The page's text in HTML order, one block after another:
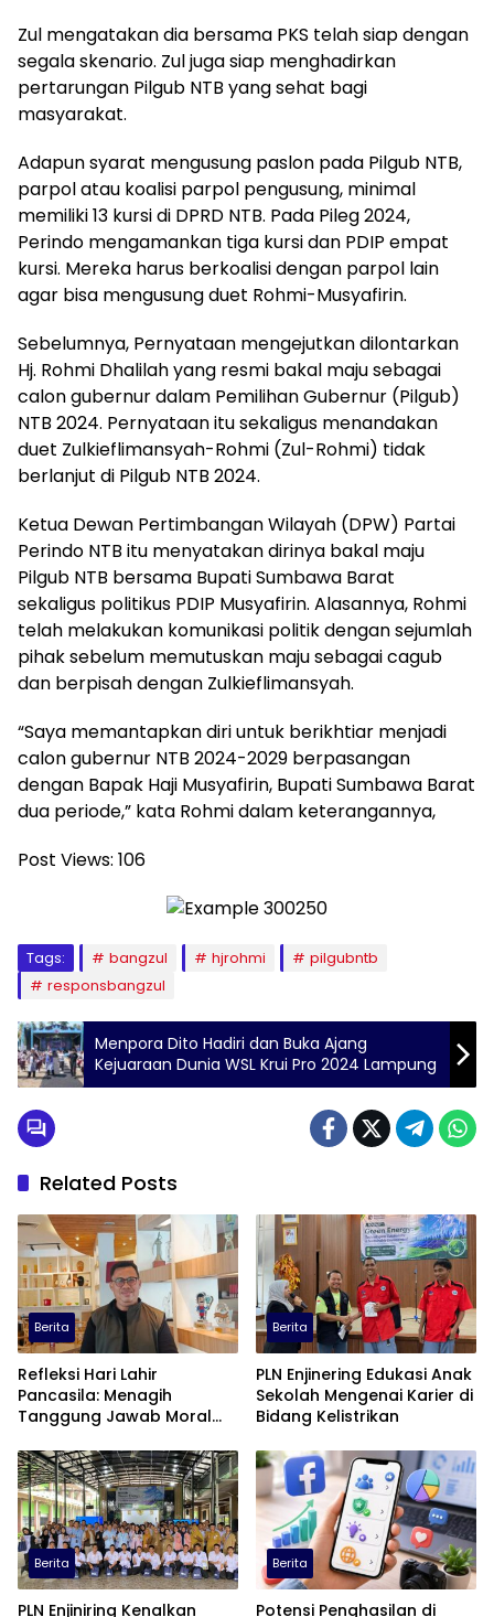
Zul mengatakan dia bersama PKS telah siap dengan
segala skenario. Zul juga siap menghadirkan
pertarungan Pilgub NTB yang sehat bagi
masyarakat.
Adapun syarat mengusung paslon pada Pilgub NTB,
parpol atau koalisi parpol pengusung, minimal
memiliki 13 kursi di DPRD NTB. Pada Pileg 2024,
Perindo mengamankan tiga kursi dan PDIP empat
kursi. Mereka harus berkoalisi dengan parpol lain
agar bisa mengusung duet Rohmi-Musyafirin.
Sebelumnya, Pernyataan mengejutkan dilontarkan
Hj. Rohmi Dhalilah yang resmi bakal maju sebagai
calon gubernur dalam Pemilihan Gubernur (Pilgub)
NTB 2024. Pernyataan itu sekaligus menandakan
duet Zulkieflimansyah-Rohmi (Zul-Rohmi) tidak
berlanjut di Pilgub NTB 2024.
Ketua Dewan Pertimbangan Wilayah (DPW) Partai
Perindo NTB itu menyatakan dirinya bakal maju
Pilgub NTB bersama Bupati Sumbawa Barat
sekaligus politikus PDIP Musyafirin. Alasannya, Rohmi
telah melakukan komunikasi politik dengan sejumlah
pihak sebelum memutuskan maju sebagai cagub
dan berpisah dengan Zulkieflimansyah.
“Saya memantapkan diri untuk berikhtiar menjadi
calon gubernur NTB 2024-2029 berpasangan
dengan Bapak Haji Musyafirin, Bupati Sumbawa Barat
dua periode,” kata Rohmi dalam keterangannya,
Post Views: 106
Tags: bangzul hjrohmi
pilgubntb
responsbangzul
Menpora Dito Hadiri dan Buka Ajang
Kejuaraan Dunia WSL Krui Pro 2024 Lampung
Related Posts
Berita
Refleksi Hari Lahir
Pancasila: Menagih
Tanggung Jawab Moral
Berita
PLN Enjinering Edukasi Anak
Sekolah Mengenai Karier di
Bidang Kelistrikan
Berita
PLN Enjiniring Kenalkan
Berita
Potensi Penghasilan di